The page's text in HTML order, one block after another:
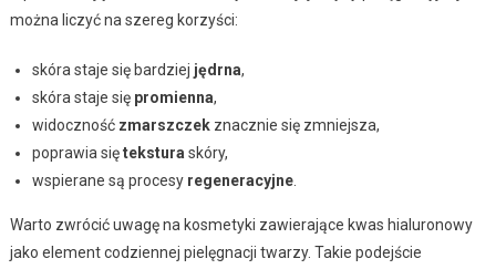
można liczyć na szereg korzyści:
skóra staje się bardziej jędrna,
skóra staje się promienna,
widoczność zmarszczekznacznie się zmniejsza,
poprawia siętekstura skóry,
wspierane są procesy regeneracyjne.
Warto zwrócić uwagę na kosmetyki zawierające kwas hialuronowy
jako element codziennej pielęgnacji twarzy. Takie podejście